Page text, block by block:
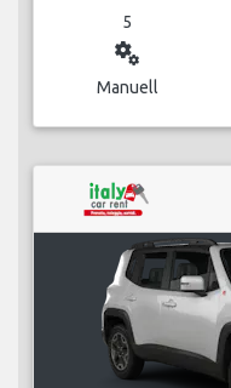
5
miscellaneous_services
Manuell